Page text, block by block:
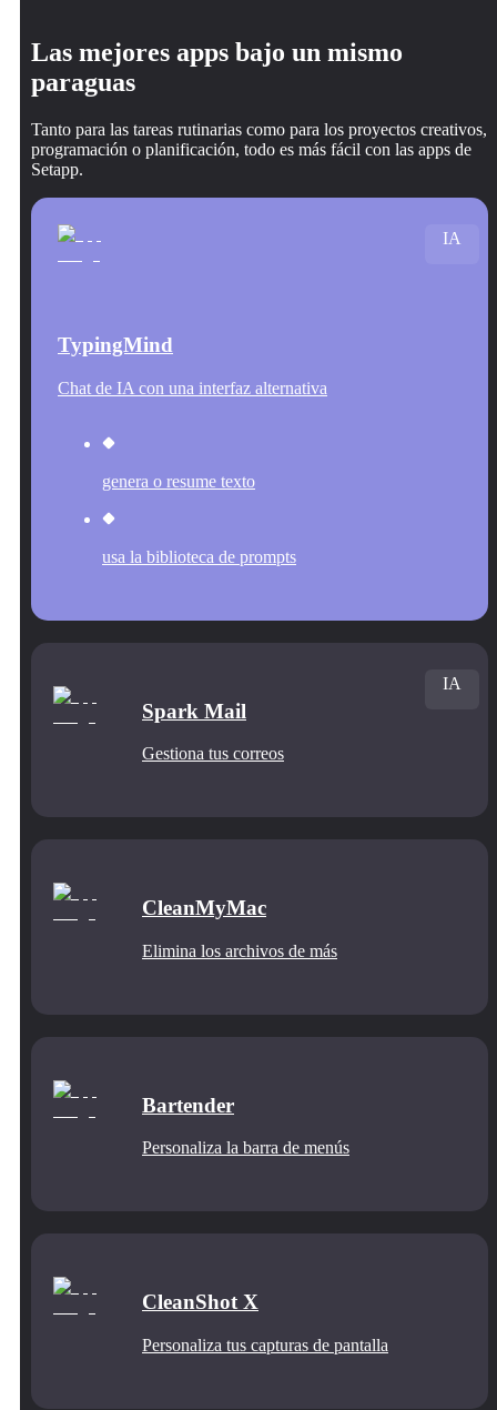
Las mejores apps bajo un mismo
paraguas
Tanto para las tareas rutinarias como para los proyectos creativos,
programación o planificación, todo es más fácil con las apps de
Setapp.
TypingMind
Chat de IA con una interfaz alternativa
genera o resume texto
usa la biblioteca de prompts
IA
Spark Mail
Gestiona tus correos
IA
CleanMyMac
Elimina los archivos de más
Bartender
Personaliza la barra de menús
CleanShot X
Personaliza tus capturas de pantalla